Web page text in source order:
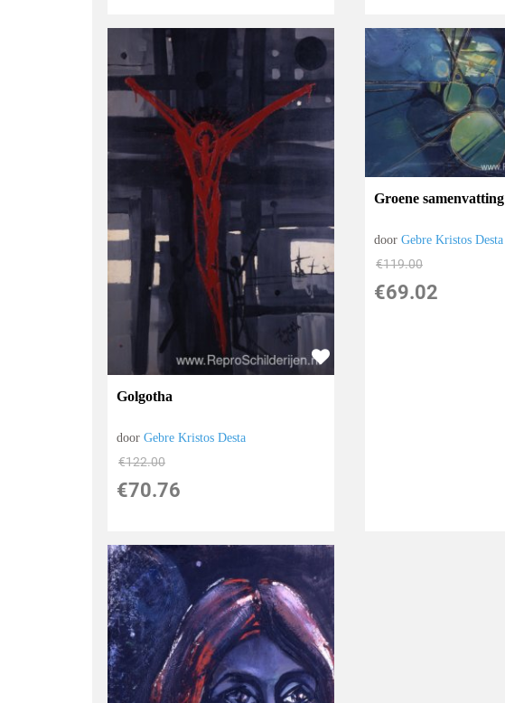
Golgotha
doorGebre Kristos Desta
€122.00
€70.76
Groene samenvatting
doorGebre Kristos Desta
€119.00
€69.02